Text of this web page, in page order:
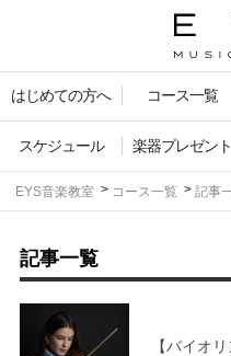
はじめての方へ コース一覧
スケジュール 楽器プレゼント
EYS音楽教室 コース一覧 記事
記事一覧
【バイオ